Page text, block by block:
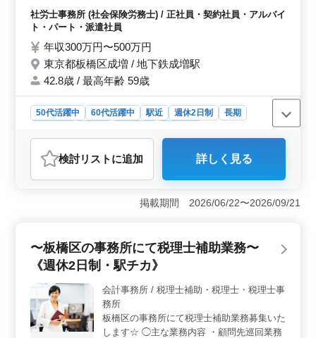
計算 ・各種助成金などの申請 ・労働者名
簿、賃金台帳の調製 ・就業規則、36協定の
作成、変更 ・年金加入期間、受給資格確認
・裁定請求書の作成、提出 等 《備考》 ・完
全週休2日制 ・社会保険完備 お気軽にお問
す♪
社労士事務所 (社会保険労務士) / 正社員・契約社員・アルバイ
ト・パート・派遣社員
年収300万円〜500万円
東京都板橋区成増 / 地下鉄成増駅
42.8歳 / 最高年齢 59歳
50代活躍中 60代活躍中 駅近 週休2日制
長期
社労士事務所
おすすめポイント
＜経験豊富な環境＞ 社労士事務所での経験を積めま
す。労働者名簿や給与計算など幅広い業務に携わり、専
門知識を磨けます。経験者向けの案件であり、ベテラン
す。駅近で通勤も便利で、女性や50代以上の方も歓迎さ
れています。また、勤務時間や休憩時間もしっかり設定
す。 ＜安定した福利厚生＞ 社会保険完備で安心し
て働けます。福利厚生が整っており、長期的にキャリア
を築ける環境です。また、給与水準も年収300万円〜500
万円と設定されており、安定した収入を得られます。
検討リスト に追加 詳しく見る
掲載期間 2026/06/22〜2026/09/21
〜板橋区の事務所にて税理士補助業務〜
《週休2日制・駅チカ》
会計事務所 / 税理士補助・税理士・税理士事
務所
板橋区の事務所にて税理士補助業務募集いた
します☆ ◯主な業務内容 ・顧問先巡回業務